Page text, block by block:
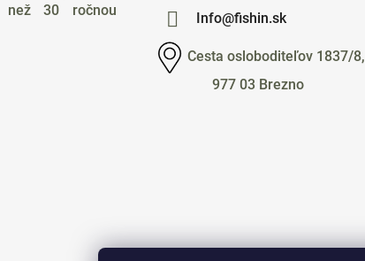
30 ročnou
Info@fishin.sk
Cesta osloboditeľov 1837/8,
977 03 Brezno